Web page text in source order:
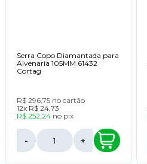
Serra Copo Diamantada para
Alvenaria 105MM 61432
Cortag
R$ 296,75 no cartão
12x R$ 24,73
R$ 252,24 no pix
- +